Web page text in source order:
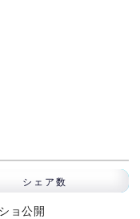
シェア数
ョ公開